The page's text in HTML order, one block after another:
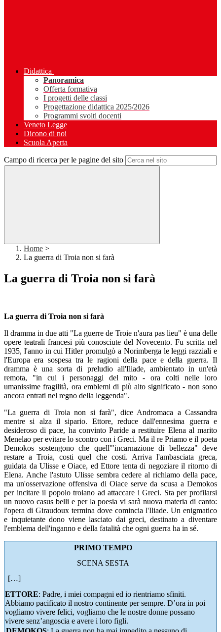
Didattica
Panoramica
Offerta formativa
I progetti delle classi
Progettazione didattica 2025/2026
Programmi svolti docenti
Veneto Legge
Dicono di noi
Scuola Aperta
Campo di ricerca per le pagine del sito
Home >
La guerra di Troia non si farà
La guerra di Troia non si farà
La guerra di Troia non si farà
Il dramma in due atti "La guerre de Troie n'aura pas lieu" è una delle
opere teatrali francesi più conosciute del Novecento. Fu scritta nel
1935, l'anno in cui Hitler promulgò a Norimberga le leggi razziali e
l'Europa era sospesa tra le ragioni della pace e della guerra. Il
dramma è una sorta di preludio all'Iliade, ambientato in un'età
remota, "in cui i personaggi del mito - ora colti nelle loro
umanissime fragilità, ora emblemi di più alto significato - non sono
ancora entrati nel regno della leggenda".
"La guerra di Troia non si farà", dice Andromaca a Cassandra
mentre si alza il sipario. Ettore, reduce dall'ennesima guerra e
desideroso di pace, ha convinto Paride a restituire Elena al marito
Menelao per evitare lo scontro con i Greci. Ma il re Priamo e il poeta
Demokos sostengono che quell'"incarnazione di bellezza" deve
restare a Troia, costi quel che costi. Arriva l'ambasciata greca,
guidata da Ulisse e Oiace, ed Ettore tenta di negoziare il ritorno di
Elena. Anche l'astuto Ulisse sembra cedere al richiamo della pace,
ma un'osservazione offensiva di Oiace serve da scusa a Demokos
per incitare il popolo troiano ad attaccare i Greci. Sta per profilarsi
un nuovo casus belli e per la poesia vi sarà nuova materia di canto:
l'opera di Giraudoux termina dove comincia l'Iliade. Un enigmatico
e inquietante dono viene lasciato dai greci, destinato a diventare
l'emblema dell'inganno e della fatalità che ogni guerra ha in sé.
PRIMO TEMPO
SCENA SESTA
[…]
ETTORE: Padre, i miei compagni ed io rientriamo sfiniti.
Abbiamo pacificato il nostro continente per sempre. D’ora in poi
vogliamo vivere felici, vogliamo che le nostre donne possano
vivere senz’angoscia e avere i loro figli.